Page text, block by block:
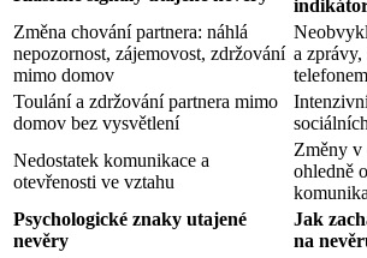
Změna chování partnera: náhlá
nepozornost, zájemovost, zdržování
mimo domov
a
telefonem
Toulání a zdržování partnera mimo
domov bez vysvětlení
Nedostatek komunikace a
otevřenosti ve vztahu
Změny v
ohledně
Psychologické znaky utajené
nevěry
Jak
na